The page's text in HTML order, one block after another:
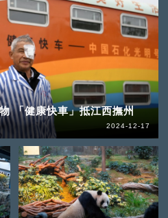
「健康快車」抵江西撫州
2024-12-17